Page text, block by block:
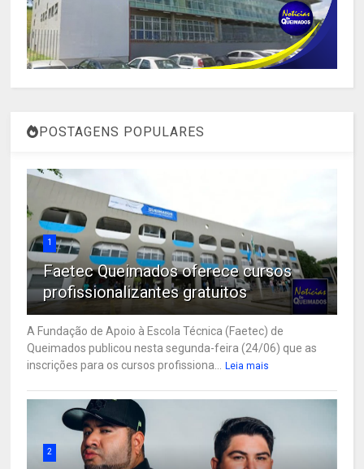
POSTAGENS POPULARES
1
Faetec Queimados oferece cursos
profissionalizantes gratuitos
A Fundação de Apoio à Escola Técnica (Faetec) de
Queimados publicou nesta segunda-feira (24/06) que as
inscrições para os cursos profissiona...
Leia mais
2